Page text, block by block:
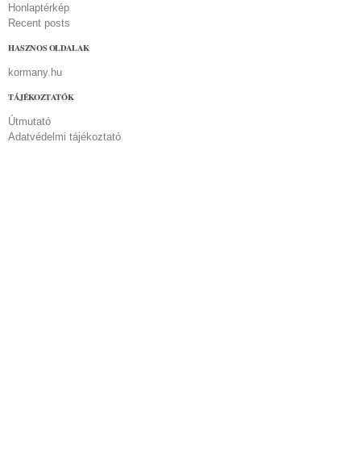
Honlaptérkép
Recent posts
HASZNOS OLDALAK
kormany.hu
TÁJÉKOZTATÓK
Útmutató
Adatvédelmi tájékoztató